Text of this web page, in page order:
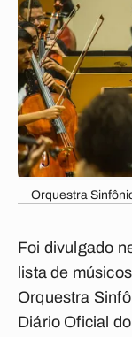
Orquestra
Foi divulgado
lista de
Orquestra
Diário Oficial